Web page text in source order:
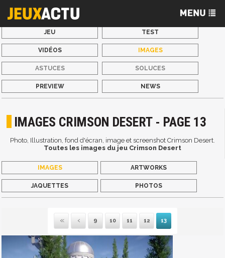
JEU TEST
VIDÉOS IMAGES
ASTUCES SOLUCES
PREVIEW NEWS
IMAGES CRIMSON DESERT - PAGE 13
Photo, Illustration, fond d'écran, image et screenshot Crimson Desert.
Toutes les images du jeu Crimson Desert
IMAGES ARTWORKS
JAQUETTES PHOTOS
Première
Précédente
9 10 11 12 13